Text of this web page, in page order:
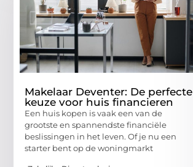
Makelaar Deventer: De perfecte
keuze voor huis financieren
Een huis kopen is vaak een van de
grootste en spannendste financiële
beslissingen in het leven. Of je nu een
starter bent op de woningmarkt